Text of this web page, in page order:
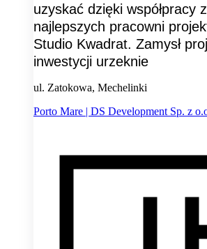
uzyskać dzięki współpracy
najlepszych pracowni
Studio Kwadrat. Zamysł
inwestycji urzeknie
ul. Zatokowa, Mechelinki
Porto Mare | DS Development Sp. z